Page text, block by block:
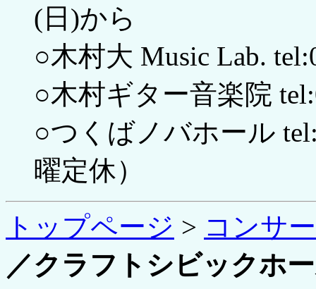
(日)から
○木村大 Music Lab.
○木村ギター音楽院
○つくばノバホール
曜定休）
トップページ > コンサ
／クラフトシビックホ